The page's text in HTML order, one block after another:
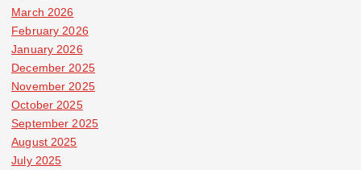
March 2026
February 2026
January 2026
December 2025
November 2025
October 2025
September 2025
August 2025
July 2025